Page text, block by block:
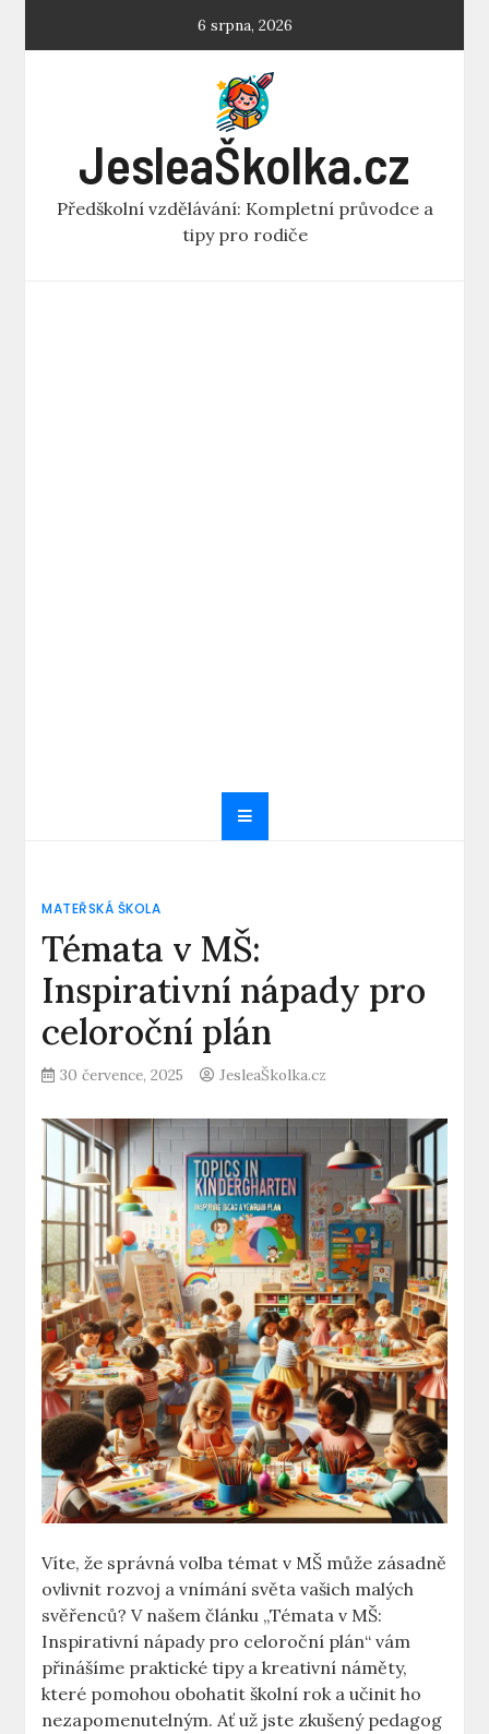
6 srpna, 2026
JesleaŠkolka.cz
Předškolní vzdělávání: Kompletní průvodce a
tipy pro rodiče
MATEŘSKÁ ŠKOLA
Témata v MŠ:
Inspirativní nápady pro
celoroční plán
30 července, 2025 JesleaŠkolka.cz
Víte, že správná volba témat v MŠ může zásadně
ovlivnit rozvoj a vnímání světa vašich malých
svěřenců? V našem článku „Témata v MŠ:
Inspirativní nápady pro celoroční plán“ vám
přinášíme praktické tipy a kreativní náměty,
které pomohou obohatit školní rok a učinit ho
nezapomenutelným. Ať už jste zkušený pedagog